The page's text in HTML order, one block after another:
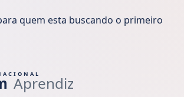
quem esta buscando o primeiro